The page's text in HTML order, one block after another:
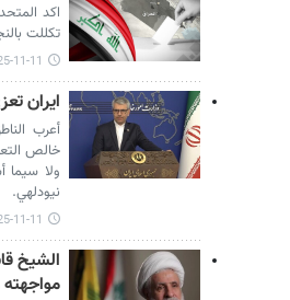
اكد
تكللت
11 19:23
ايران
أعرب
خالص
ولا سيما
نيودلهي.
11 19:16
الشيخ